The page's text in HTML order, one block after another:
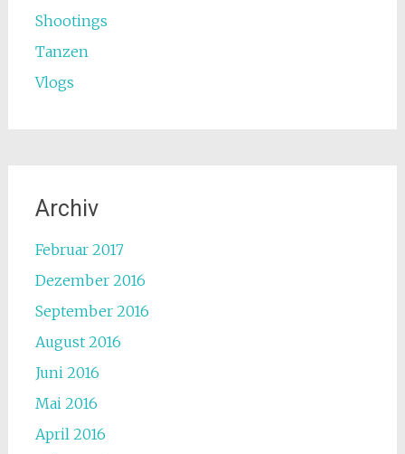
Shootings
Tanzen
Vlogs
Archiv
Februar 2017
Dezember 2016
September 2016
August 2016
Juni 2016
Mai 2016
April 2016